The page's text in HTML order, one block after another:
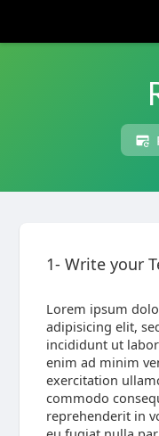
1- Write your
Lorem ipsum
adipisicing elit,
incididunt ut
enim ad minim
exercitation
commodo
reprehenderit in